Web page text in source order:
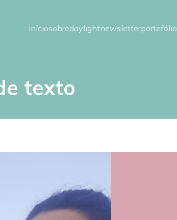
iníciosobredaylightnewsletterportefólio
texto